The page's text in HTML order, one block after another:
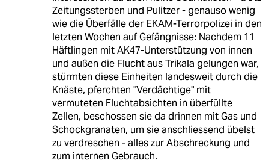
Zeitungssterben und Pulitzer - genauso wenig
wie die Überfälle der EKAM-Terrorpolizei in den
letzten Wochen auf Gefängnisse: Nachdem 11
Häftlingen mit AK47-Unterstützung von innen
und außen die Flucht aus Trikala gelungen war,
stürmten diese Einheiten landesweit durch die
Knäste, pferchten "Verdächtige" mit
vermuteten Fluchtabsichten in überfüllte
Zellen, beschossen sie da drinnen mit Gas und
Schockgranaten, um sie anschliessend übelst
zu verdreschen - alles zur Abschreckung und
zum internen Gebrauch.